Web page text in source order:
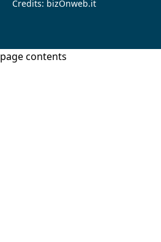
Credits: bizOnweb.it
page contents